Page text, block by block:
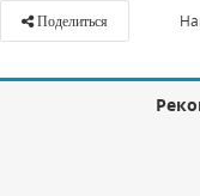
Поделиться